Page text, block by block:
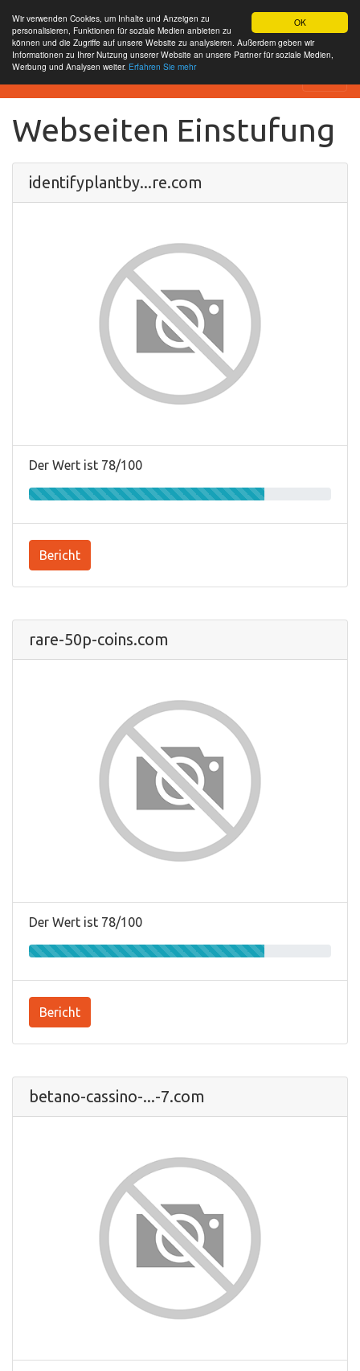
OK
Wir verwenden Cookies, um Inhalte und Anzeigen zu
personalisieren, Funktionen für soziale Medien anbieten zu
können und die Zugriffe auf unsere Website zu analysieren. Außerdem geben wir
Informationen zu Ihrer Nutzung unserer Website an unsere Partner für soziale Medien,
Werbung und Analysen weiter. Erfahren Sie mehr
Проверить SEO веб-сайта
Webseiten Einstufung
identifyplantby...re.com
Der Wert ist 78/100
Bericht
rare-50p-coins.com
Der Wert ist 78/100
Bericht
betano-cassino-...-7.com